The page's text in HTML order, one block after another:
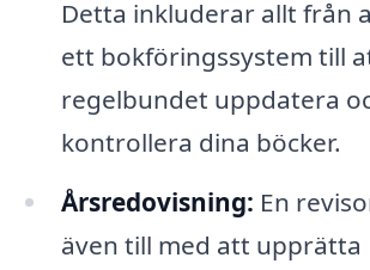
Detta inkluderar allt från
ett bokföringssystem till
regelbundet uppdatera
kontrollera dina böcker.
Årsredovisning: En
även till med att upprätta